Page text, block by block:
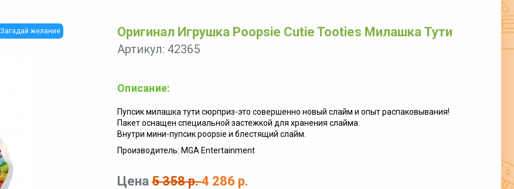
Загадай желание Оригинал Игрушка Poopsie Cutie Tooties Милашка Тути
Артикул: 42365
Описание:
Пупсик милашка тути сюрприз-это совершенно новый слайм и опыт распаковывания!
Пакет оснащен специальной застежкой для хранения слайма.
Внутри мини-пупсик poopsie и блестящий слайм.
Производитель: MGA Entertainment
Цена 5 358 р.4 286 р.